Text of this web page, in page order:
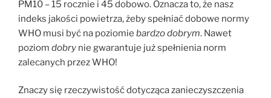
PM10 – 15 rocznie i 45 dobowo. Oznacza to, że nasz
indeks jakości powietrza, żeby spełniać dobowe normy
WHO musi być na poziomie bardzo dobrym. Nawet
poziom dobry nie gwarantuje już spełnienia norm
zalecanych przez WHO!
Znaczy się rzeczywistość dotycząca zanieczyszczenia